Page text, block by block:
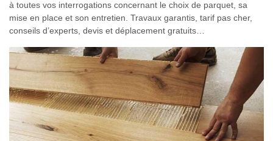
à toutes vos interrogations concernant le choix de parquet, sa
mise en place et son entretien. Travaux garantis, tarif pas cher,
conseils d’experts, devis et déplacement gratuits…